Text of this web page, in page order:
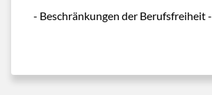
- Beschränkungen der Berufsfreiheit -